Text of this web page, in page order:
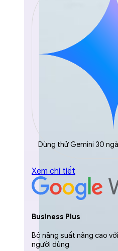
Dùng thử Gemini 30
Xem chi tiết
Business Plus
Bộ năng suất nâng cao
người dùng